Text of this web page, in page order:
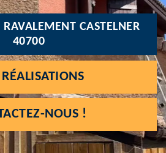
RAVALEMENT CASTELNER
40700
NOUS !